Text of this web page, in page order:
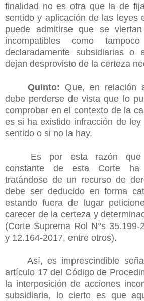
finalidad no es otra que la de
sentido y aplicación de las leyes
puede admitirse que se
incompatibles como tampoco
declaradamente subsidiarias o
dejan desprovisto de la certeza
Quinto: Que, en relación
debe perderse de vista que lo
comprobar en el contexto de la
es si ha existido infracción de
sentido o si no la hay.
Es por esta razón que
constante de esta Corte ha
tratándose de un recurso de
debe ser deducido en forma
estando fuera de lugar
carecer de la certeza y
(Corte Suprema Rol N°s 35.199-
y 12.164-2017, entre otros).
Así, es imprescindible
artículo 17 del Código de
la interposición de acciones
subsidiaria, lo cierto es que